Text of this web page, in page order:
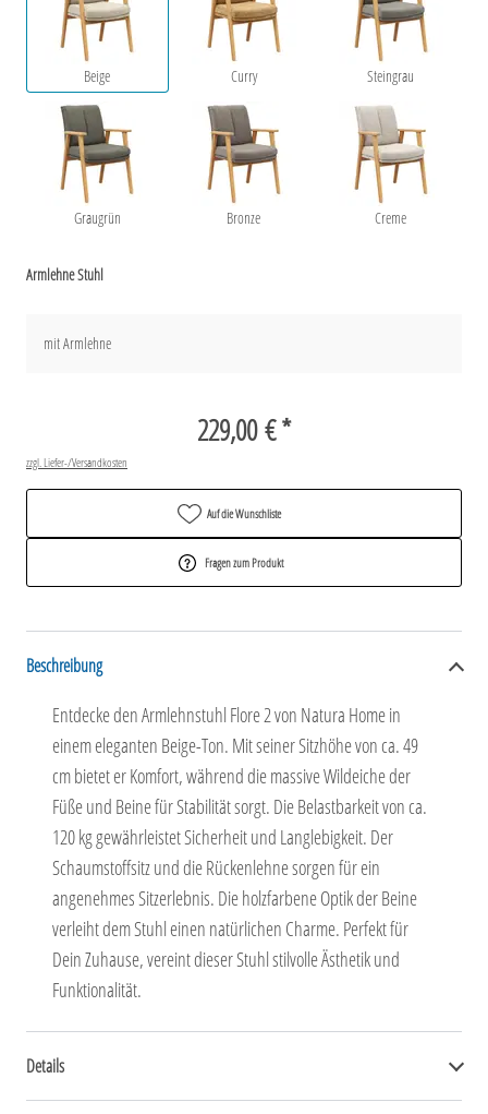
Beige Curry Steingrau
Graugrün Bronze Creme
Armlehne Stuhl
mit Armlehne
229,00 € *
zzgl. Liefer-/Versandkosten
Auf die Wunschliste
Fragen zum Produkt
Beschreibung
Entdecke den Armlehnstuhl Flore 2 von Natura Home in
einem eleganten Beige-Ton. Mit seiner Sitzhöhe von ca. 49
cm bietet er Komfort, während die massive Wildeiche der
Füße und Beine für Stabilität sorgt. Die Belastbarkeit von ca.
120 kg gewährleistet Sicherheit und Langlebigkeit. Der
Schaumstoffsitz und die Rückenlehne sorgen für ein
angenehmes Sitzerlebnis. Die holzfarbene Optik der Beine
verleiht dem Stuhl einen natürlichen Charme. Perfekt für
Dein Zuhause, vereint dieser Stuhl stilvolle Ästhetik und
Funktionalität.
Details